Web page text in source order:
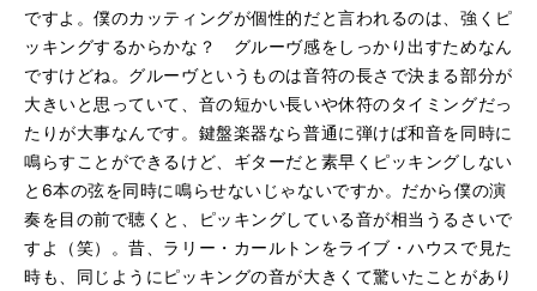
ですよ。僕のカッティングが個性的だと言われるのは、強くピ
ッキングするからかな？ グルーヴ感をしっかり出すためなん
ですけどね。グルーヴというものは音符の長さで決まる部分が
大きいと思っていて、音の短かい長いや休符のタイミングだっ
たりが大事なんです。鍵盤楽器なら普通に弾けば和音を同時に
鳴らすことができるけど、ギターだと素早くピッキングしない
と6本の弦を同時に鳴らせないじゃないですか。だから僕の演
奏を目の前で聴くと、ピッキングしている音が相当うるさいで
すよ（笑）。昔、ラリー・カールトンをライブ・ハウスで見た
時も、同じようにピッキングの音が大きくて驚いたことがあり